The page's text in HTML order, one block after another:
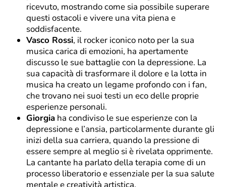
ricevuto, mostrando come sia possibile superare
questi ostacoli e vivere una vita piena e
soddisfacente.
Vasco Rossi, il rocker iconico noto per la sua
musica carica di emozioni, ha apertamente
discusso le sue battaglie con la depressione. La
sua capacità di trasformare il dolore e la lotta in
musica ha creato un legame profondo con i fan,
che trovano nei suoi testi un eco delle proprie
esperienze personali.
Giorgia ha condiviso le sue esperienze con la
depressione e l’ansia, particolarmente durante gli
inizi della sua carriera, quando la pressione di
essere sempre al meglio si è rivelata opprimente.
La cantante ha parlato della terapia come di un
processo liberatorio e essenziale per la sua salute
mentale e creatività artistica.